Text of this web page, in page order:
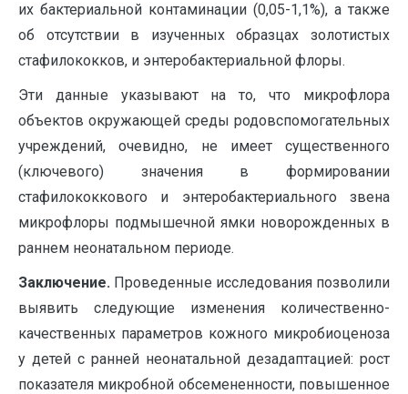
их бактериальной контаминации (0,05-1,1%), а также
об отсутствии в изученных образцах золотистых
стафилококков, и энтеробактериальной флоры.
Эти данные указывают на то, что микрофлора
объектов окружающей среды родовспомогательных
учреждений, очевидно, не имеет существенного
(ключевого) значения в формировании
стафилококкового и энтеробактериального звена
микрофлоры подмышечной ямки новорожденных в
раннем неонатальном периоде.
Заключение. Проведенные исследования позволили
выявить следующие изменения количественно-
качественных параметров кожного микробиоценоза
у детей с ранней неонатальной дезадаптацией: рост
показателя микробной обсемененности, повышенное